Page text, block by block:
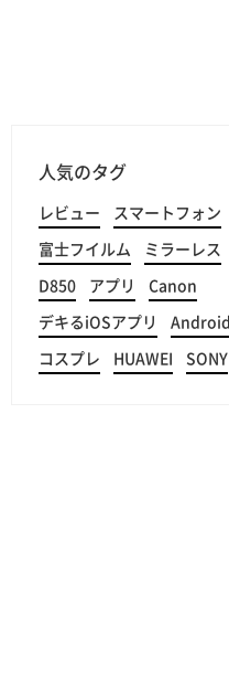
人気のタグ
レビュー スマートフォン
富士フイルム ミラーレス
D850 アプリ Canon
デキるiOSアプリ Android
コスプレ HUAWEI SONY